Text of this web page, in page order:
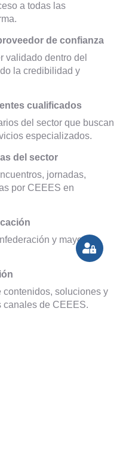
a todas las
de confianza
validado dentro del
la credibilidad y
cualificados
del sector que buscan
especializados.
del sector
jornadas,
por CEEES en
y mayor
soluciones y
canales de CEEES.